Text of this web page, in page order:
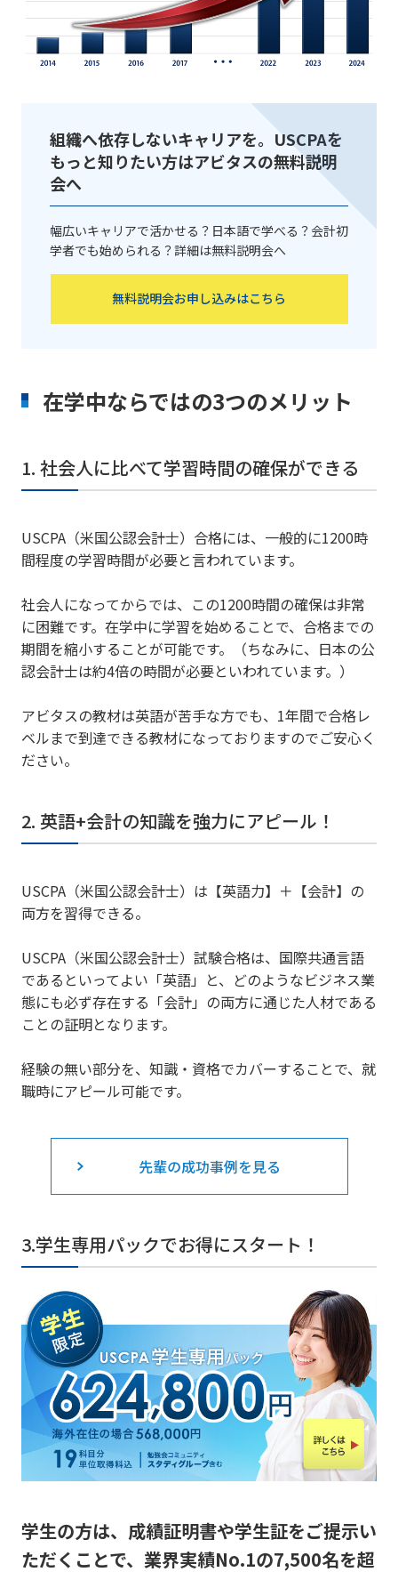
組織へ依存しないキャリアを。USCPAを
もっと知りたい方はアビタスの無料説明
会へ
幅広いキャリアで活かせる？日本語で学べる？会計初
学者でも始められる？詳細は無料説明会へ
無料説明会お申し込みはこちら
在学中ならではの3つのメリット
1. 社会人に比べて学習時間の確保ができる
USCPA（米国公認会計士）合格には、一般的に1200時
間程度の学習時間が必要と言われています。
社会人になってからでは、この1200時間の確保は非常
に困難です。在学中に学習を始めることで、合格までの
期間を縮小することが可能です。（ちなみに、日本の公
認会計士は約4倍の時間が必要といわれています。）
アビタスの教材は英語が苦手な方でも、1年間で合格レ
ベルまで到達できる教材になっておりますのでご安心く
ださい。
2. 英語+会計の知識を強力にアピール！
USCPA（米国公認会計士）は【英語力】＋【会計】の
両方を習得できる。
USCPA（米国公認会計士）試験合格は、国際共通言語
であるといってよい「英語」と、どのようなビジネス業
態にも必ず存在する「会計」の両方に通じた人材である
ことの証明となります。
経験の無い部分を、知識・資格でカバーすることで、就
職時にアピール可能です。
先輩の成功事例を見る
3.学生専用パックでお得にスタート！
学生の方は、成績証明書や学生証をご提示い
ただくことで、業界実績No.1の7,500名を超